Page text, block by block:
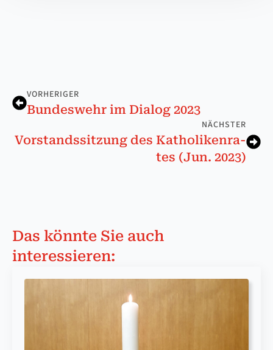
VORHERIGER
Bundeswehr im Dialog 2023
NÄCHSTER
Vor­stands­sit­zung des Ka­tho­li­ken­ra­
tes (Jun. 2023)
Das könnte Sie auch
interessieren: